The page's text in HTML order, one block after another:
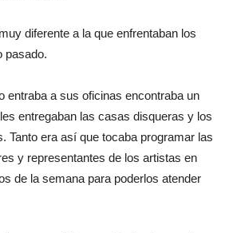
diferente a la que enfrentaban los
pasado.
entraba a sus oficinas encontraba un
entregaban las casas disqueras y los
Tanto era así que tocaba programar las
y representantes de los artistas en
de la semana para poderlos atender